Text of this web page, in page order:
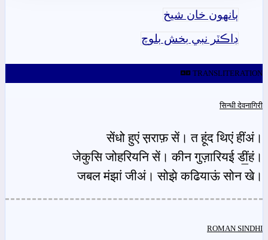
ٻانهون خان شيخ
ڊاڪٽر نبي بخش بلوچ
TRANSLITERATION
सिन्धी देवनागिरी
सेंधो हुएं स़राफ़ सें। त हूंद थिएं हींअं।
जेकुसि जोहरियनि सें। कीन गुज़ारियई डीं॒हं।
जबल मंझां जीअं। सोझे कढियाऊं सोन खे।
ROMAN SINDHI